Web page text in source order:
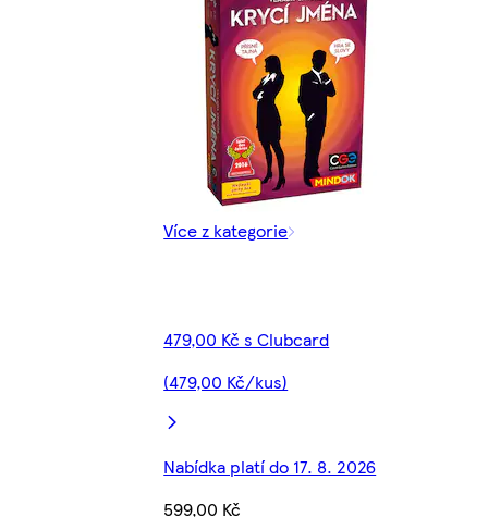
Více z kategorie
479,00 Kč s Clubcard
(479,00 Kč/kus)
Nabídka platí do 17. 8. 2026
599,00 Kč